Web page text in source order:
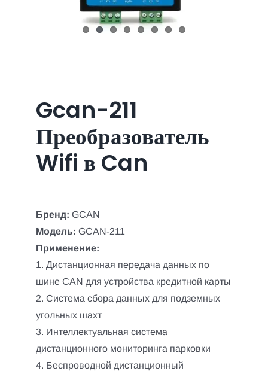
Gcan-211
Преобразователь
Wifi в Can
Бренд: GCAN
Модель: GCAN-211
Применение:
1. Дистанционная передача данных по
шине CAN для устройства кредитной карты
2. Система сбора данных для подземных
угольных шахт
3. Интеллектуальная система
дистанционного мониторинга парковки
4. Беспроводной дистанционный